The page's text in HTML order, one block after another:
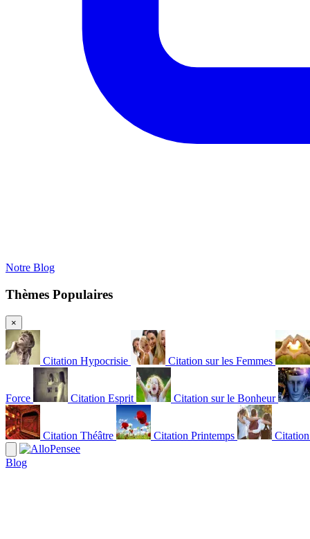
Notre Blog
Thèmes Populaires
×
Citation Hypocrisie Citation sur les Femmes
Force Citation Esprit Citation sur le Bonheur
Citation Théâtre Citation Printemps
Blog